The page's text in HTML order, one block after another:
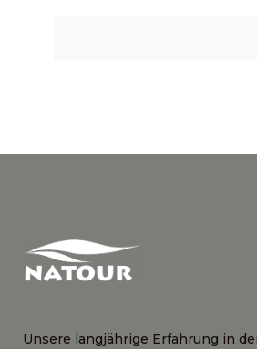
Unsere langjährige Erfahrung in